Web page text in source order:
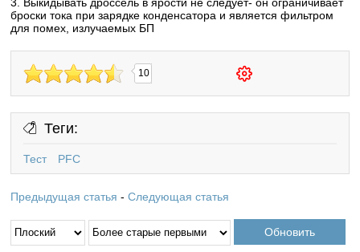
броски тока при зарядке конденсатора и является фильтром
для помех, излучаемых БП
10
Теги:
Тест PFC
Предыдущая статья -Следующая статья